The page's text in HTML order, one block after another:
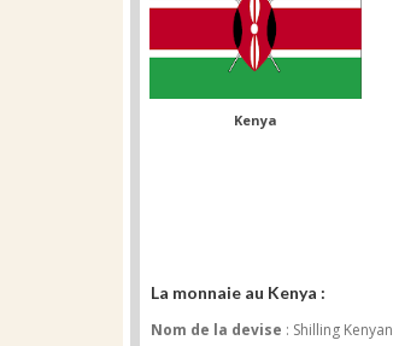
Kenya
La monnaie au Kenya :
Nom de la devise : Shilling Kenyan